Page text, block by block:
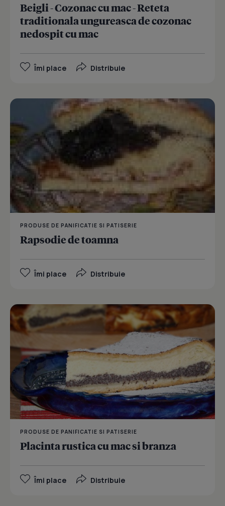
Beigli - Cozonac cu mac - Reteta
traditionala ungureasca de cozonac
nedospit cu mac
Îmi place Distribuie
PRODUSE DE PANIFICATIE SI PATISERIE
Rapsodie de toamna
Îmi place Distribuie
PRODUSE DE PANIFICATIE SI PATISERIE
Placinta rustica cu mac si branza
Îmi place Distribuie